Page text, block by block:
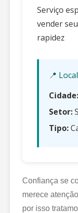
Serviço
vender
rapidez
📍
Cidade:
Setor:
Tipo:
Confiança se
merece
por isso